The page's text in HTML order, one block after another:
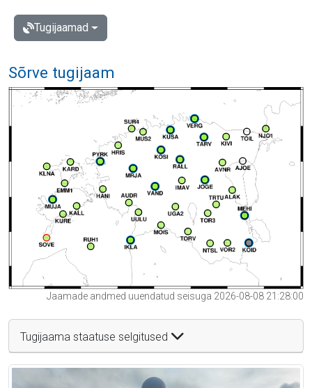
Tugijaamad
Sõrve tugijaam
Jaamade andmed uuendatud seisuga 2026-08-08 21:28:00
Tugijaama staatuse selgitused